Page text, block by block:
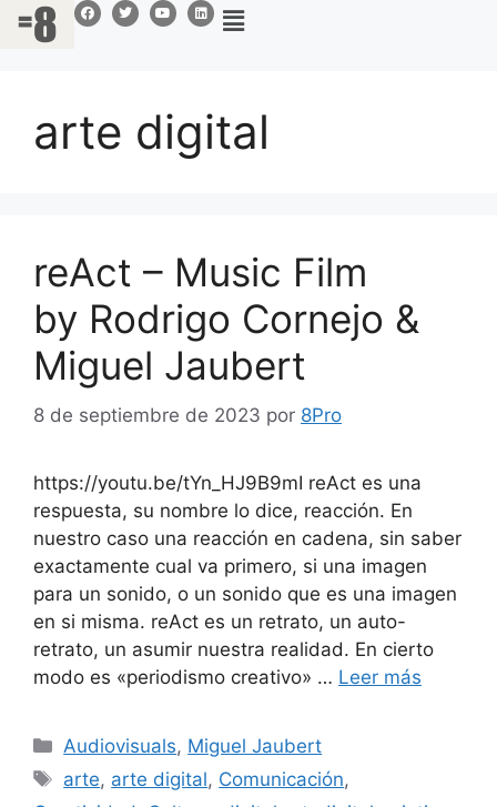
arte digital
reAct – Music Film
by Rodrigo Cornejo &
Miguel Jaubert
8 de septiembre de 2023 por 8Pro
https://youtu.be/tYn_HJ9B9mI reAct es una
respuesta, su nombre lo dice, reacción. En
nuestro caso una reacción en cadena, sin saber
exactamente cual va primero, si una imagen
para un sonido, o un sonido que es una imagen
en si misma. reAct es un retrato, un auto-
retrato, un asumir nuestra realidad. En cierto
modo es «periodismo creativo» … Leer más
Audiovisuals, Miguel Jaubert
arte, arte digital, Comunicación,